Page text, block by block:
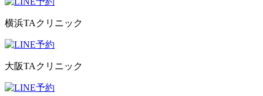
横浜TAクリニック
大阪TAクリニック